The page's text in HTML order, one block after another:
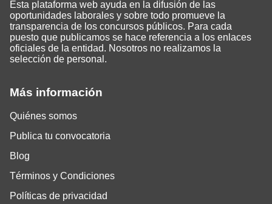
Más información
Quiénes somos
Publica tu convocatoria
Blog
Términos y Condiciones
Políticas de privacidad
Esta plataforma web ayuda en la difusión de las
oportunidades laborales y sobre todo promueve la
transparencia de los concursos públicos. Para cada
puesto que publicamos se hace referencia a los enlaces
oficiales de la entidad. Nosotros no realizamos la
selección de personal.